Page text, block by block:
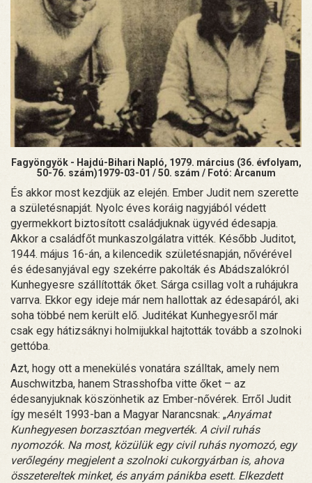
Fagyöngyök - Hajdú-Bihari Napló, 1979. március (36. évfolyam,
50-76. szám)1979-03-01 / 50. szám / Fotó: Arcanum
És akkor most kezdjük az elején. Ember Judit nem szerette
a születésnapját. Nyolc éves koráig nagyjából védett
gyermekkort biztosított családjuknak ügyvéd édesapja.
Akkor a családfőt munkaszolgálatra vitték. Később Juditot,
1944. május 16-án, a kilencedik születésnapján, nővérével
és édesanyjával egy szekérre pakolták és Abádszalókról
Kunhegyesre szállították őket. Sárga csillag volt a ruhájukra
varrva. Ekkor egy ideje már nem hallottak az édesapáról, aki
soha többé nem került elő. Juditékat Kunhegyesről már
csak egy hátizsáknyi holmijukkal hajtották tovább a szolnoki
gettóba.
Azt, hogy ott a menekülés vonatára szálltak, amely nem
Auschwitzba, hanem Strasshofba vitte őket – az
édesanyjuknak köszönhetik az Ember-nővérek. Erről Judit
így mesélt 1993-ban a Magyar Narancsnak: „Anyámat
Kunhegyesen borzasztóan megverték. A civil ruhás
nyomozók. Na most, közülük egy civil ruhás nyomozó, egy
verőlegény megjelent a szolnoki cukorgyárban is, ahova
összetereltek minket, és anyám pánikba esett. Elkezdett